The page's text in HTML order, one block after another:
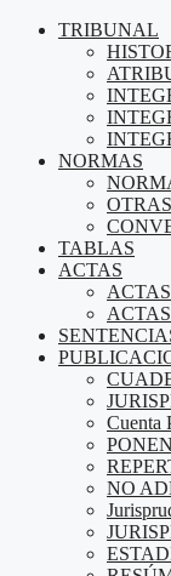
TRIBUNAL
NORMAS
TABLAS
ACTAS
Cuenta
NO